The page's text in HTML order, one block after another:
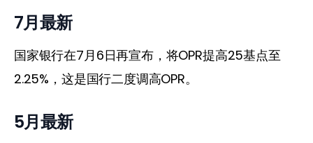
7月最新
国家银行在7月6日再宣布，将OPR提高25基点至
2.25%，这是国行二度调高OPR。
5月最新